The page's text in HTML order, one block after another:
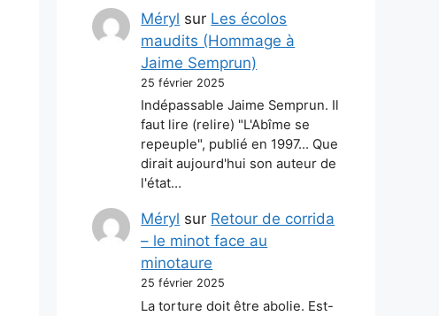
Méryl sur Les écolos
maudits (Hommage à
Jaime Semprun)
25 février 2025
Indépassable Jaime Semprun. Il
faut lire (relire) "L'Abîme se
repeuple", publié en 1997... Que
dirait aujourd'hui son auteur de
l'état…
Méryl sur Retour de corrida
– le minot face au
minotaure
25 février 2025
La torture doit être abolie. Est-